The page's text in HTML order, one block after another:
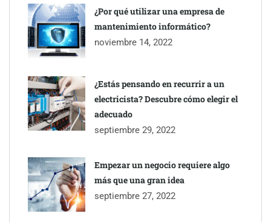
¿Por qué utilizar una empresa de
mantenimiento informático?
noviembre 14, 2022
¿Estás pensando en recurrir a un
electricista? Descubre cómo elegir el
adecuado
septiembre 29, 2022
Empezar un negocio requiere algo
más que una gran idea
septiembre 27, 2022